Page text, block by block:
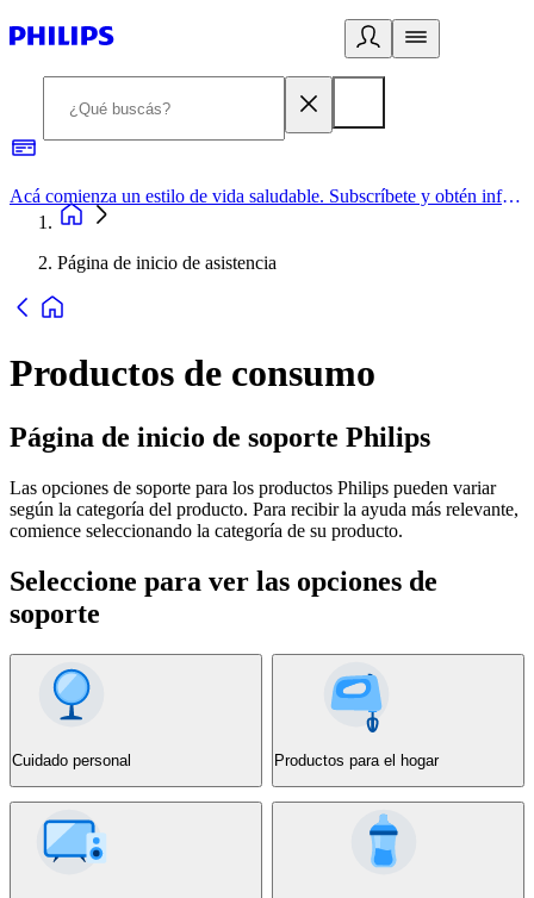
Acá comienza un estilo de vida saludable. Subscríbete y obtén información de primera mano
Página de inicio de asistencia
Productos de consumo
Página de inicio de soporte Philips
Las opciones de soporte para los productos Philips pueden variar
según la categoría del producto. Para recibir la ayuda más relevante,
comience seleccionando la categoría de su producto.
Seleccione para ver las opciones de
soporte
Cuidado personal Productos para el hogar